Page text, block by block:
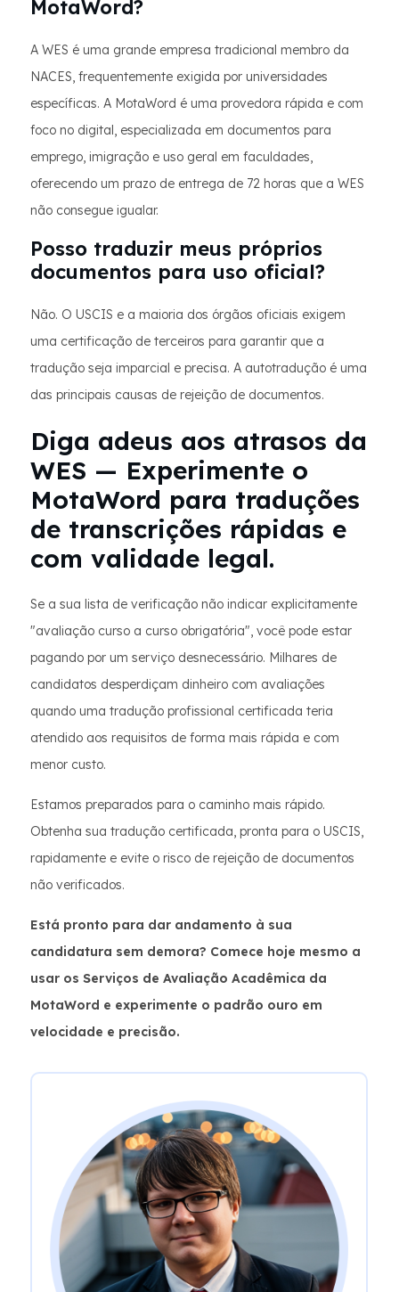
MotaWord?
A WES é uma grande empresa tradicional membro da
NACES, frequentemente exigida por universidades
específicas. A MotaWord é uma provedora rápida e com
foco no digital, especializada em documentos para
emprego, imigração e uso geral em faculdades,
oferecendo um prazo de entrega de 72 horas que a WES
não consegue igualar.
Posso traduzir meus próprios
documentos para uso oficial?
Não. O USCIS e a maioria dos órgãos oficiais exigem
uma certificação de terceiros para garantir que a
tradução seja imparcial e precisa. A autotradução é uma
das principais causas de rejeição de documentos.
Diga adeus aos atrasos da
WES — Experimente o
MotaWord para traduções
de transcrições rápidas e
com validade legal.
Se a sua lista de verificação não indicar explicitamente
"avaliação curso a curso obrigatória", você pode estar
pagando por um serviço desnecessário. Milhares de
candidatos desperdiçam dinheiro com avaliações
quando uma tradução profissional certificada teria
atendido aos requisitos de forma mais rápida e com
menor custo.
Estamos preparados para o caminho mais rápido.
Obtenha sua tradução certificada, pronta para o USCIS,
rapidamente e evite o risco de rejeição de documentos
não verificados.
Está pronto para dar andamento à sua
candidatura sem demora? Comece hoje mesmo a
usar os Serviços de Avaliação Acadêmica da
MotaWord e experimente o padrão ouro em
velocidade e precisão.